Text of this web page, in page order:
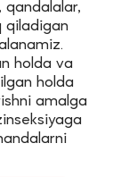
qandalalar,
qiladigan
holda va
holda
amalga